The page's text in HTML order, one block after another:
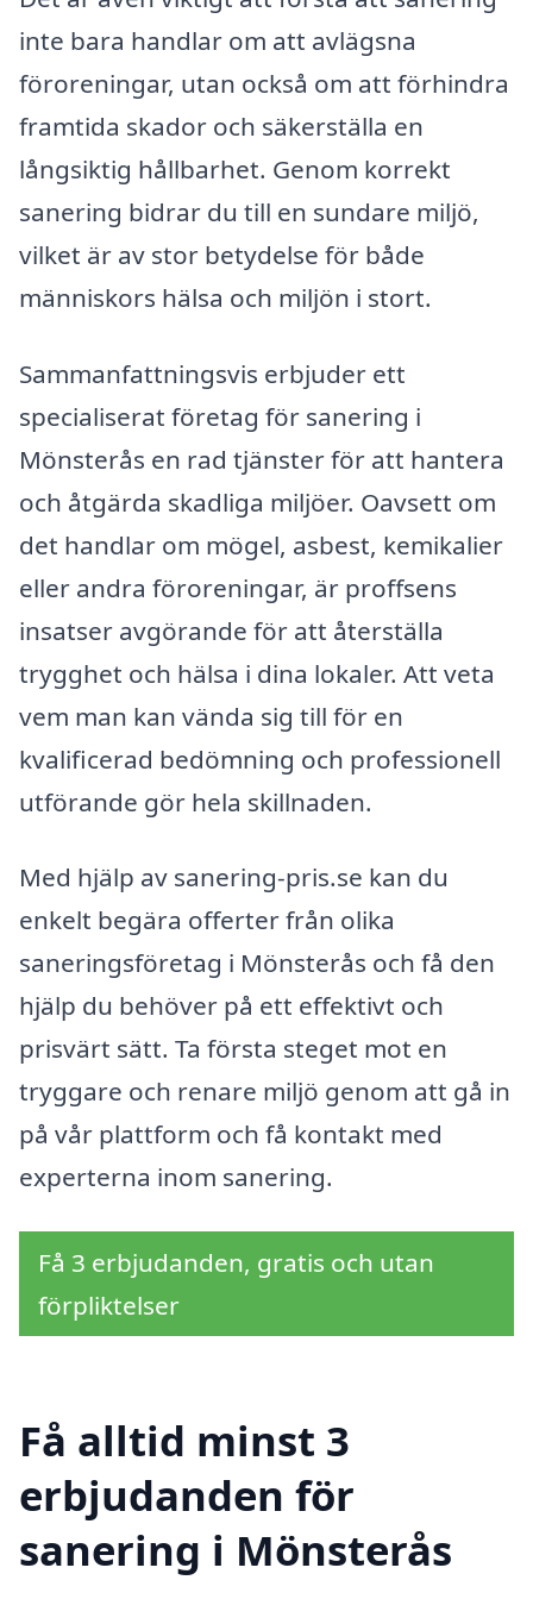
inte bara handlar om att avlägsna
föroreningar, utan också om att förhindra
framtida skador och säkerställa en
långsiktig hållbarhet. Genom korrekt
sanering bidrar du till en sundare miljö,
vilket är av stor betydelse för både
människors hälsa och miljön i stort.
Sammanfattningsvis erbjuder ett
specialiserat företag för sanering i
Mönsterås en rad tjänster för att hantera
och åtgärda skadliga miljöer. Oavsett om
det handlar om mögel, asbest, kemikalier
eller andra föroreningar, är proffsens
insatser avgörande för att återställa
trygghet och hälsa i dina lokaler. Att veta
vem man kan vända sig till för en
kvalificerad bedömning och professionell
utförande gör hela skillnaden.
Med hjälp av sanering-pris.se kan du
enkelt begära offerter från olika
saneringsföretag i Mönsterås och få den
hjälp du behöver på ett effektivt och
prisvärt sätt. Ta första steget mot en
tryggare och renare miljö genom att gå in
på vår plattform och få kontakt med
experterna inom sanering.
Få 3 erbjudanden, gratis och utan
förpliktelser
Få alltid minst 3
erbjudanden för
sanering i Mönsterås